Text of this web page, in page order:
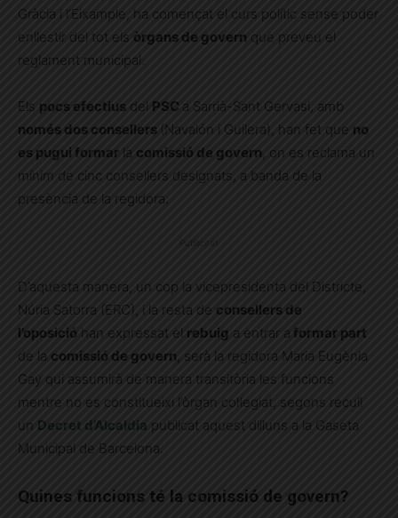
Gràcia i l’Eixample, ha començat el curs polític sense poder
enllestir del tot els òrgans de govern que preveu el
reglament municipal.
Els pocs efectius del PSC a Sarrià-Sant Gervasi, amb
només dos consellers (Navalón i Guilera), han fet que no
es pugui formar la comissió de govern , on es reclama un
mínim de cinc consellers designats, a banda de la
presència de la regidora.
Publicitat
D’aquesta manera, un cop la vicepresidenta del Districte,
Núria Satorra (ERC), i la resta de consellers de
l’oposició han expressat el rebuig a entrar a formar part
de la comissió de govern, serà la regidora Maria Eugènia
Gay qui assumirà de manera transitòria les funcions
mentre no es constitueixi l’òrgan col·legiat, segons recull
un Decret d’Alcaldia publicat aquest dilluns a la Gaseta
Municipal de Barcelona.
Quines funcions té la comissió de govern?